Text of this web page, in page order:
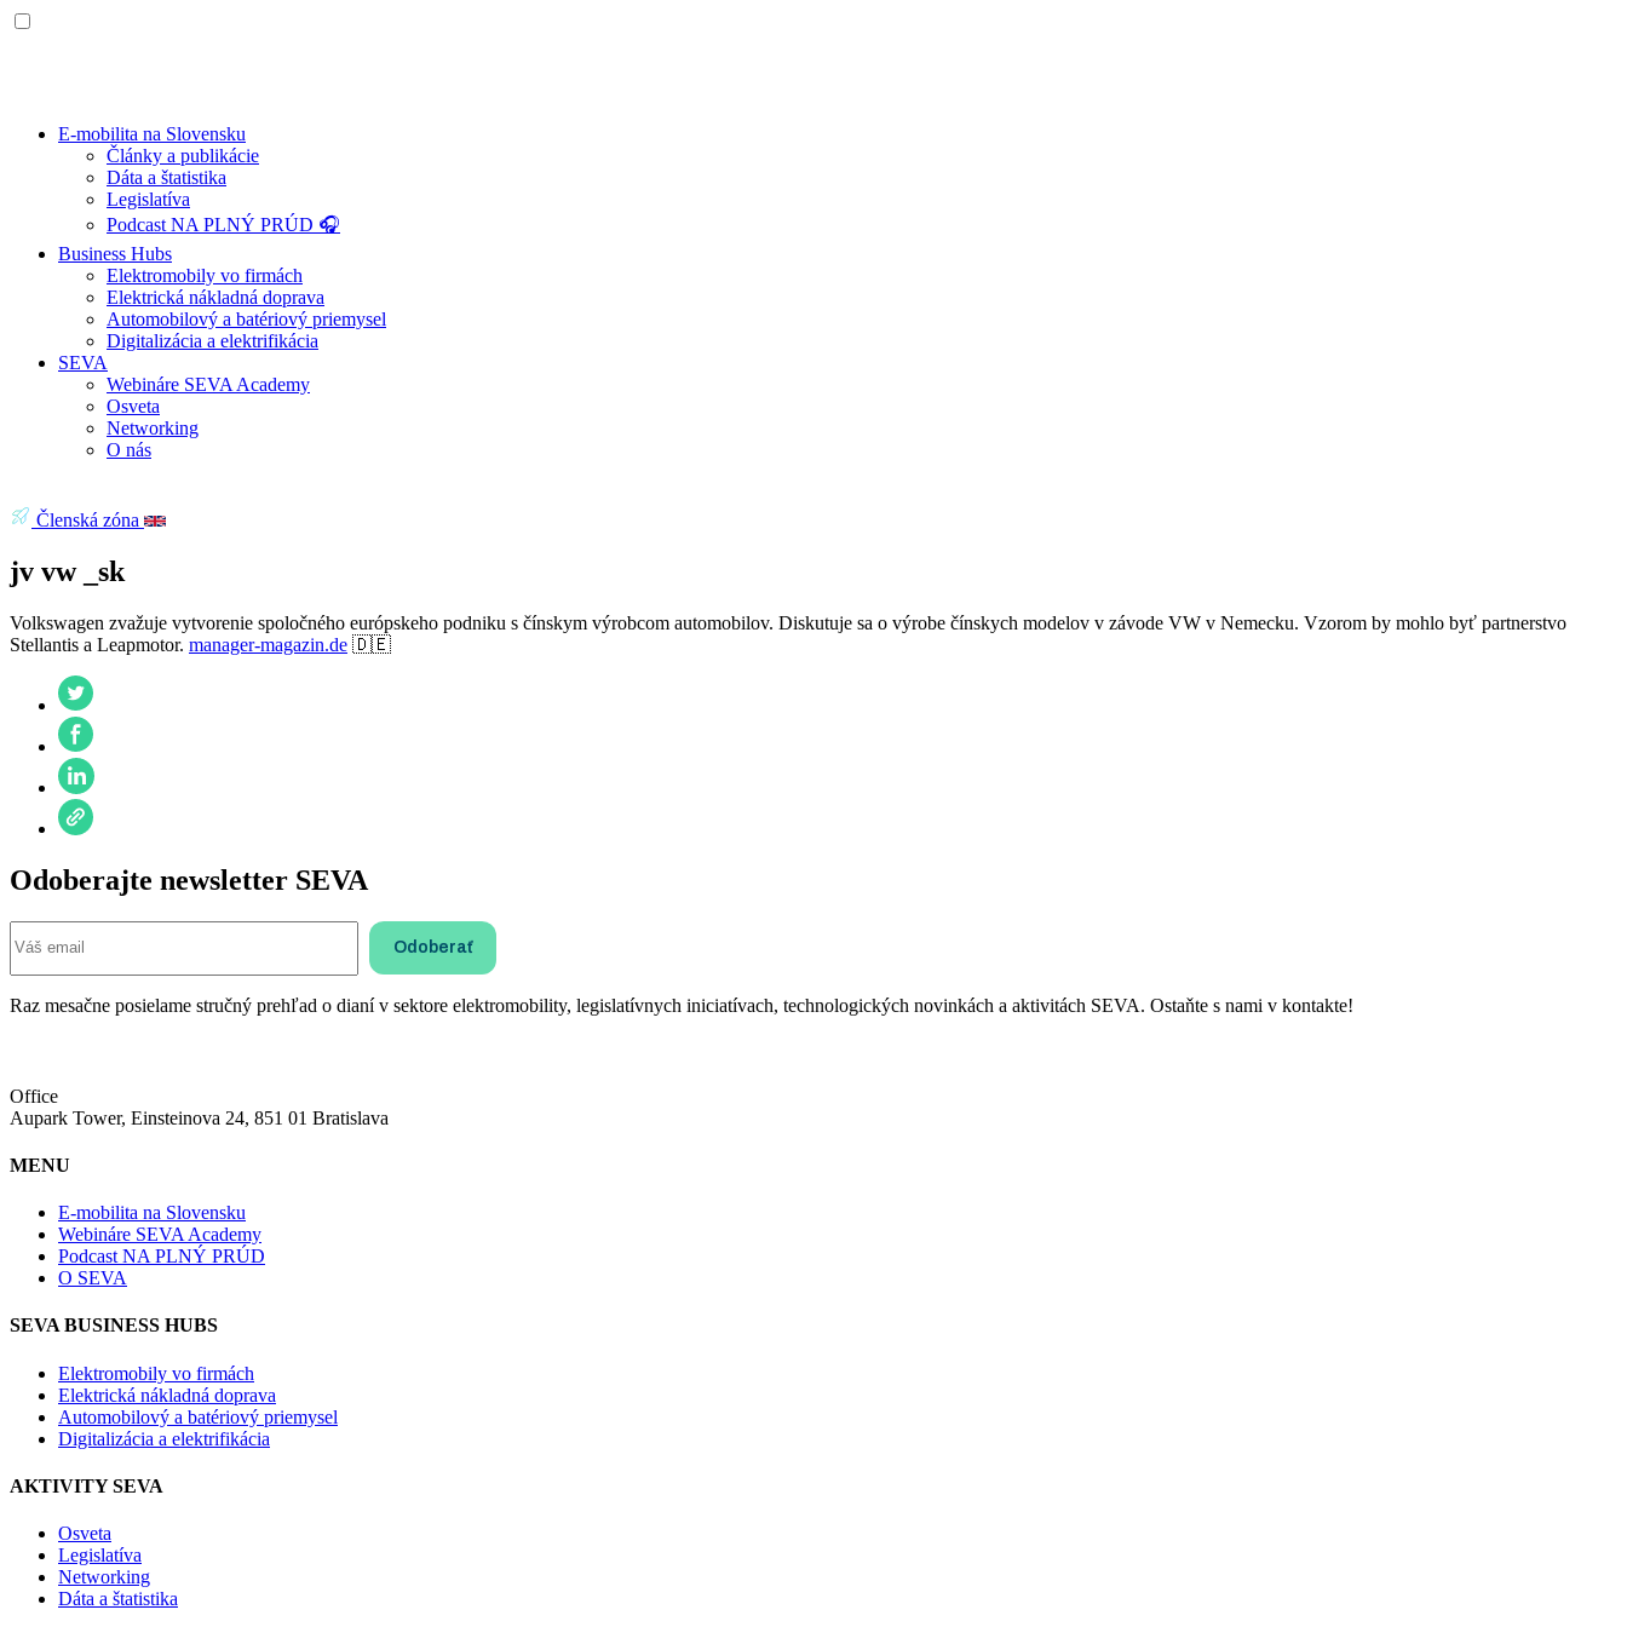
E-mobilita na Slovensku
Články a publikácie
Dáta a štatistika
Legislatíva
Podcast NA PLNÝ PRÚD 🎧
Business Hubs
Elektromobily vo firmách
Elektrická nákladná doprava
Automobilový a batériový priemysel
Digitalizácia a elektrifikácia
SEVA
Webináre SEVA Academy
Osveta
Networking
O nás
Členská zóna
jv vw _sk
Volkswagen zvažuje vytvorenie spoločného európskeho podniku s čínskym výrobcom automobilov. Diskutuje sa o výrobe čínskych modelov v závode VW v Nemecku. Vzorom by mohlo byť partnerstvo
Stellantis a Leapmotor. manager-magazin.de 🇩🇪
Odoberajte newsletter SEVA
Raz mesačne posielame stručný prehľad o dianí v sektore elektromobility, legislatívnych iniciatívach, technologických novinkách a aktivitách SEVA. Ostaňte s nami v kontakte!
Office
Aupark Tower, Einsteinova 24, 851 01 Bratislava
MENU
E-mobilita na Slovensku
Webináre SEVA Academy
Podcast NA PLNÝ PRÚD
O SEVA
SEVA BUSINESS HUBS
Elektromobily vo firmách
Elektrická nákladná doprava
Automobilový a batériový priemysel
Digitalizácia a elektrifikácia
AKTIVITY SEVA
Osveta
Legislatíva
Networking
Dáta a štatistika